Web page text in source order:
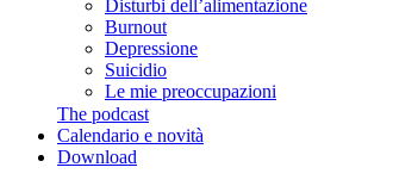
Disturbi dell’alimentazione
Burnout
Depressione
Suicidio
Le mie preoccupazioni
The podcast
Calendario e novità
Download